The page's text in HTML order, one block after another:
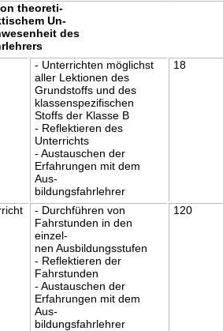
theoreti-
Un-
des
- Unterrichten möglichst
aller Lektionen des
Grundstoffs und des
klassenspezifischen
Stoffs der Klasse B
- Reflektieren des
Unterrichts
- Austauschen der
Erfahrungen mit dem
Aus-
bildungsfahrlehrer
18
- Durchführen von
Fahrstunden in den
einzel-
nen Ausbildungsstufen
- Reflektieren der
Fahrstunden
- Austauschen der
Erfahrungen mit dem
Aus-
bildungsfahrlehrer
120